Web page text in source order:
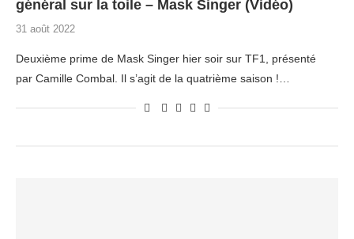
général sur la toile – Mask Singer (Vidéo)
31 août 2022
Deuxième prime de Mask Singer hier soir sur TF1, présenté
par Camille Combal. Il s’agit de la quatrième saison !…